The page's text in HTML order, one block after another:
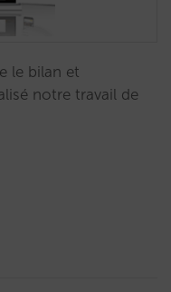
le bilan et
notre travail de